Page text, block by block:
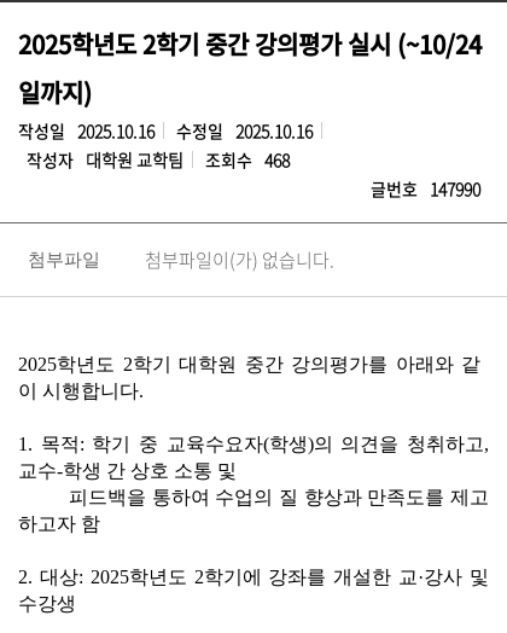
2025학년도 2학기 중간 강의평가 실시 (~10/24
일까지)
작성일 2025.10.16 수정일 2025.10.16
작성자 대학원 교학팀 조회수 468
글번호 147990
첨부파일 첨부파일이(가) 없습니다.
2025학년도 2학기 대학원 중간 강의평가를 아래와 같
이 시행합니다.
1. 목적: 학기 중 교육수요자(학생)의 의견을 청취하고,
교수-학생 간 상호 소통 및
피드백을 통하여 수업의 질 향상과 만족도를 제고
하고자 함
2. 대상: 2025학년도 2학기에 강좌를 개설한 교·강사 및
수강생